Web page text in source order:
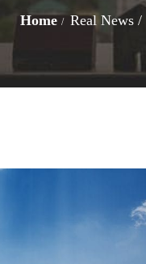
Home Real News /